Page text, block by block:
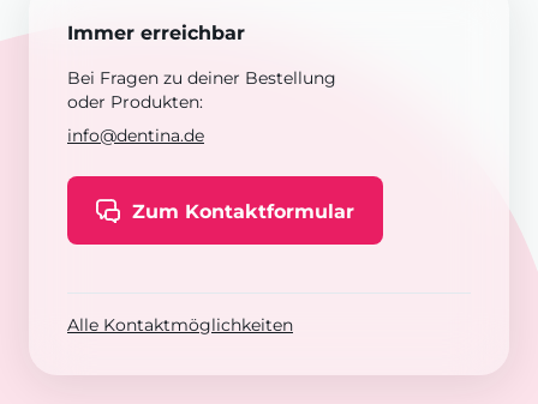
Immer erreichbar
Bei Fragen zu deiner Bestellung
oder Produkten:
info@dentina.de
Zum Kontaktformular
Alle Kontaktmöglichkeiten